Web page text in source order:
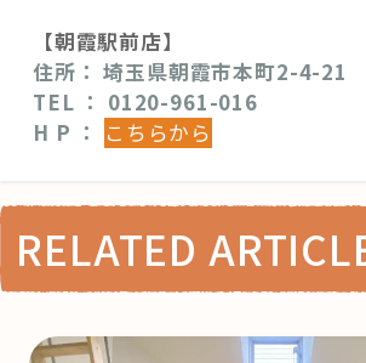
【朝霞駅前店】
住所： 埼玉県朝霞市本町2-4-21
TEL ： 0120-961-016
H P ：
こちらから
RELATED